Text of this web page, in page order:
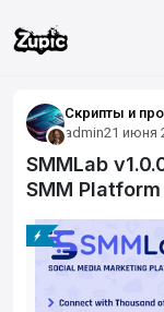
Скрипты и
admin21 июня
SMMLab
SMM Platform